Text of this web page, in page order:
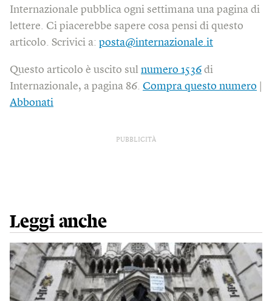
Internazionale pubblica ogni settimana una pagina di
lettere. Ci piacerebbe sapere cosa pensi di questo
articolo. Scrivici a: posta@internazionale.it
Questo articolo è uscito sul numero 1536 di
Internazionale, a pagina 86. Compra questo numero
Abbonati
PUBBLICITÀ
Leggi anche